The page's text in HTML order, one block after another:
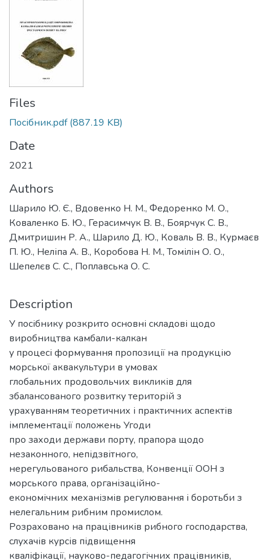
Files
Посібник.pdf(887.19 KB)
Date
2021
Authors
Шарило Ю. Є., Вдовенко Н. М., Федоренко М. О.,
Коваленко Б. Ю., Герасимчук В. В., Боярчук С. В.,
Дмитришин Р. А., Шарило Д. Ю., Коваль В. В., Курмаєв
П. Ю., Неліпа А. В., Коробова Н. М., Томілін О. О.,
Шепелєв С. С., Поплавська О. С.
Description
У посібнику розкрито основні складові щодо
виробництва камбали-калкан
у процесі формування пропозиції на продукцію
морської аквакультури в умовах
глобальних продовольчих викликів для
збалансованого розвитку територій з
урахуванням теоретичних і практичних аспектів
імплементації положень Угоди
про заходи держави порту, прапора щодо
незаконного, непідзвітного,
нерегульованого рибальства, Конвенції ООН з
морського права, організаційно-
економічних механізмів регулювання і боротьби з
нелегальним рибним промислом.
Розраховано на працівників рибного господарства,
слухачів курсів підвищення
кваліфікації, науково-педагогічних працівників,